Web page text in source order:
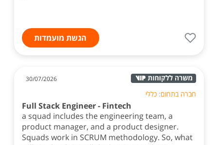
הגשת מועמדות
30/07/2026
חברה בתחום: כללי
Full Stack Engineer - Fintech
a squad includes the engineering team, a
product manager, and a product designer.
Squads work in SCRUM methodology. So, what